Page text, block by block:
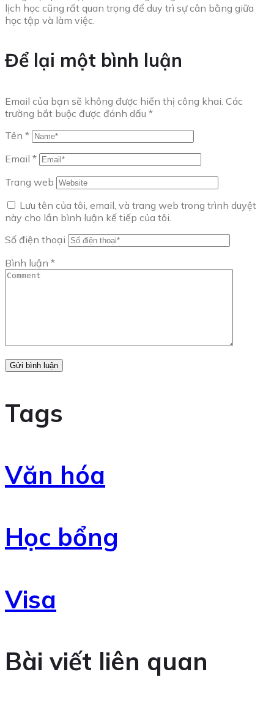
lịch học cũng rất quan trọng để duy trì sự cân bằng giữa
học tập và làm việc.
Để lại một bình luận
Email của bạn sẽ không được hiển thị công khai. Các
trường bắt buộc được đánh dấu *
Tên *
Email *
Trang web
Lưu tên của tôi, email, và trang web trong trình duyệt
này cho lần bình luận kế tiếp của tôi.
Số điện thoại
Bình luận *
Tags
Văn hóa
Học bổng
Visa
Bài viết liên quan